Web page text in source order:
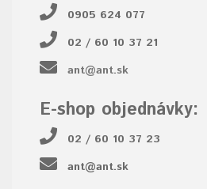
0905 624 077
02 / 60 10 37 21
ant@ant.sk
E-shop objednávky:
02 / 60 10 37 23
ant@ant.sk